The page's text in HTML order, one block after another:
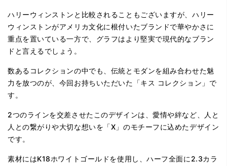
ハリーウィンストンと比較されることもございますが、ハリー
ウィンストンがアメリカ文化に根付いたブランドで華やかさに
重点を置いている一方で、グラフはより堅実で現代的なブラン
ドと言えるでしょう。
数あるコレクションの中でも、伝統とモダンを組み合わせた魅
力を放つのが、今回お持ちいただいた「キス コレクション」で
す。
2つのラインを交差させたこのデザインは、愛情や絆など、人と
人との繋がりや大切な想いを「X」のモチーフに込めたデザイン
です。
素材にはK18ホワイトゴールドを使用し、ハーフ全面に2.3カラ